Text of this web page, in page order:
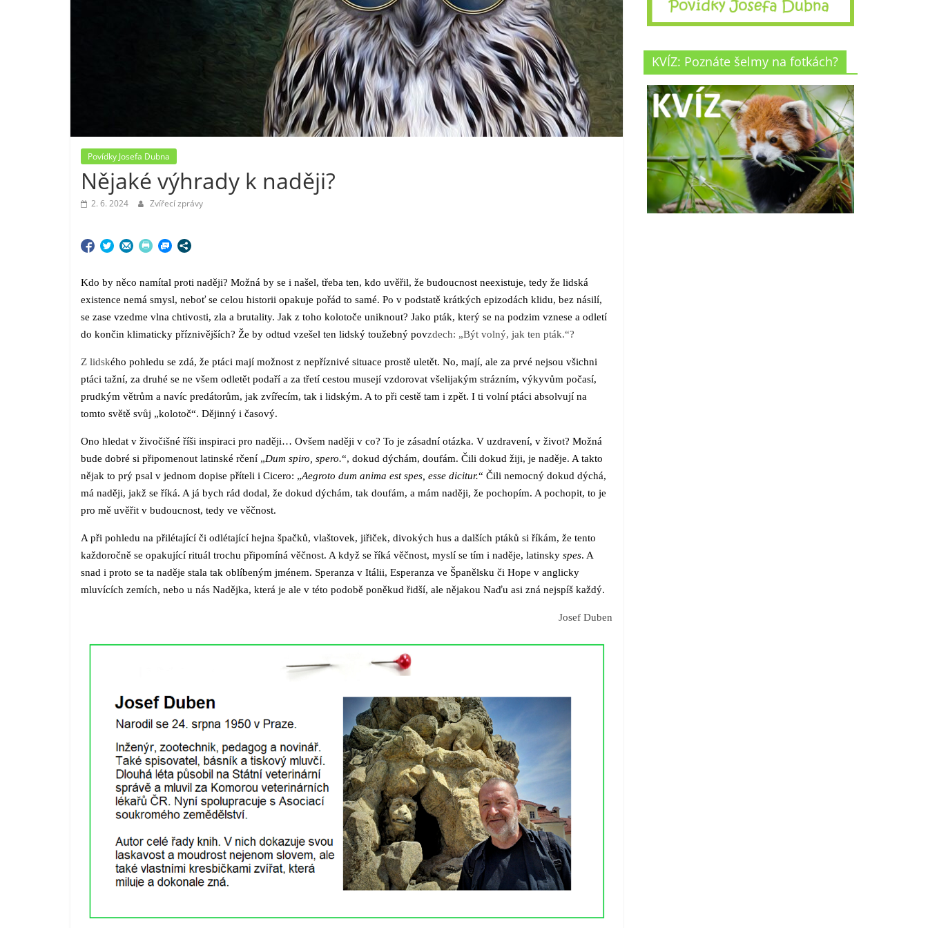
Povídky Josefa Dubna
Nějaké výhrady k naději?
2. 6. 2024 Zvířecí zprávy
Kdo by něco namítal proti naději? Možná by se i našel, třeba ten, kdo uvěřil, že budoucnost neexistuje, tedy že lidská
existence nemá smysl, neboť se celou historii opakuje pořád to samé. Po v podstatě krátkých epizodách klidu, bez násilí,
se zase vzedme vlna chtivosti, zla a brutality. Jak z toho kolotoče uniknout? Jako pták, který se na podzim vznese a odletí
do končin klimaticky příznivějších? Že by odtud vzešel ten lidský toužebný povzdech: „Být volný, jak ten pták.“?
Z lidského pohledu se zdá, že ptáci mají možnost z nepříznivé situace prostě uletět. No, mají, ale za prvé nejsou všichni
ptáci tažní, za druhé se ne všem odletět podaří a za třetí cestou musejí vzdorovat všelijakým strázním, výkyvům počasí,
prudkým větrům a navíc predátorům, jak zvířecím, tak i lidským. A to při cestě tam i zpět. I ti volní ptáci absolvují na
tomto světě svůj „kolotoč“. Dějinný i časový.
Ono hledat v živočišné říši inspiraci pro naději… Ovšem naději v co? To je zásadní otázka. V uzdravení, v život? Možná
bude dobré si připomenout latinské rčení „Dum spiro, spero.“, dokud dýchám, doufám. Čili dokud žiji, je naděje. A takto
nějak to prý psal v jednom dopise příteli i Cicero: „Aegroto dum anima est spes, esse dicitur.“ Čili nemocný dokud dýchá,
má naději, jakž se říká. A já bych rád dodal, že dokud dýchám, tak doufám, a mám naději, že pochopím. A pochopit, to je
pro mě uvěřit v budoucnost, tedy ve věčnost.
A při pohledu na přilétající či odlétající hejna špačků, vlaštovek, jiřiček, divokých hus a dalších ptáků si říkám, že tento
každoročně se opakující rituál trochu připomíná věčnost. A když se říká věčnost, myslí se tím i naděje, latinsky spes. A
snad i proto se ta naděje stala tak oblíbeným jménem. Speranza v Itálii, Esperanza ve Španělsku či Hope v anglicky
mluvících zemích, nebo u nás Nadějka, která je ale v této podobě poněkud řidší, ale nějakou Naďu asi zná nejspíš každý.
Josef Duben
KVÍZ: Poznáte šelmy na fotkách?